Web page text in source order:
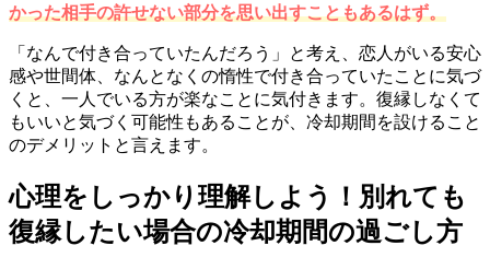
かった相手の許せない部分を思い出すこともあるはず。
「なんで付き合っていたんだろう」と考え、恋人がいる安心
感や世間体、なんとなくの惰性で付き合っていたことに気づ
くと、一人でいる方が楽なことに気付きます。復縁しなくて
もいいと気づく可能性もあることが、冷却期間を設けること
のデメリットと言えます。
心理をしっかり理解しよう！別れても
復縁したい場合の冷却期間の過ごし方